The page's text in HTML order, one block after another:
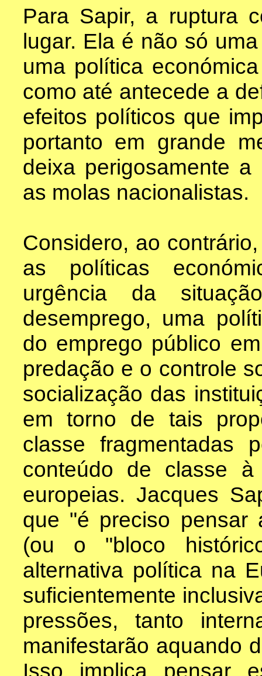
Para Sapir, a ruptura
lugar. Ela é não só
uma política
como até antecede a
efeitos políticos que
portanto em grande
deixa perigosamente
as molas nacionalistas.
Considero, ao
as políticas
urgência da
desemprego, uma
do emprego público
predação e o controle
socialização das
em torno de tais
classe fragmentadas
conteúdo de classe
europeias. Jacques
que "é preciso pensar
(ou o "bloco
alternativa política na
suficientemente
pressões, tanto
manifestarão aquando
Isso implica pensar